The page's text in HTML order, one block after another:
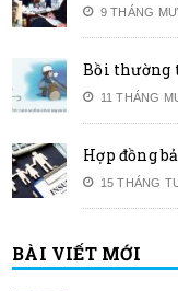
9 THÁNG
Bồi thường
11 THÁNG
Hợp đồng
15 THÁNG
BÀI VIẾT MỚI